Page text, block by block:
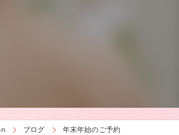
ブログ 年末年始のご予約